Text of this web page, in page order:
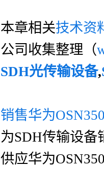
本章相关技术资
公司收集整理（
SDH光传输设备,
销售华为
为SDH传输设备
供应华为